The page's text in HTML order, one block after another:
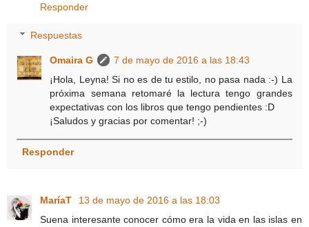
Responder
Respuestas
Omaira G
7 de mayo de 2016 a las 18:43
¡Hola, Leyna! Si no es de tu estilo, no pasa nada :-) La
próxima semana retomaré la lectura tengo grandes
expectativas con los libros que tengo pendientes :D
¡Saludos y gracias por comentar! ;-)
Responder
MaríaT
13 de mayo de 2016 a las 18:03
Suena interesante conocer cómo era la vida en las islas en